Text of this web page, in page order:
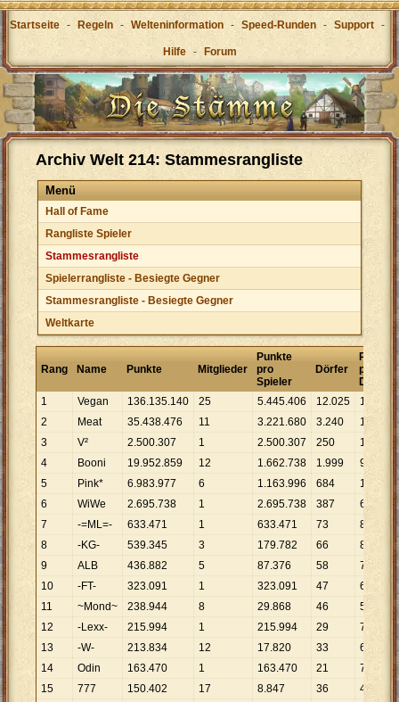
Startseite - Regeln - Welteninformation - Speed-Runden - Support -
Hilfe - Forum
Archiv Welt 214: Stammesrangliste
Menü
Hall of Fame
Rangliste Spieler
Stammesrangliste
Spielerrangliste - Besiegte Gegner
Stammesrangliste - Besiegte Gegner
Weltkarte
Rang Name Punkte Mitglieder
Punkte
pro
Spieler
Dörfer
Punkte
pro
Dorf
1
Vegan 136.135.140 25 5.445.406 12.025 11
2
Meat 35.438.476 11 3.221.680 3.240 10
3
V² 2.500.307 1 2.500.307 250 10
001
4
Booni 19.952.859 12 1.662.738 1.999 9 981
5
Pink* 6.983.977 6 1.163.996 684 10
210
6
WiWe 2.695.738 1 2.695.738 387 6 .966
7
-=ML=- 633.471 1 633.471 73 8
678
8
-KG- 539.345 3 179.782 66 8
9
ALB 436.882 5 87.376 58 7 .532
10
-FT- 323.091 1 323.091 47 6
874
11
~Mond~ 238.944 8 29.868 46 5
12
-Lexx- 215.994 1 215.994 29 7
448
13
-W- 213.834 12 17.820 33 6
14
Odin 163.470 1 163.470 21 7
15
777 150.402 17 8.847 36 4 .178